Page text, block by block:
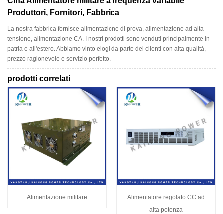
Produttori, Fornitori, Fabbrica
La nostra fabbrica fornisce alimentazione di prova, alimentazione ad alta
tensione, alimentazione CA. I nostri prodotti sono venduti principalmente in
patria e all'estero. Abbiamo vinto elogi da parte dei clienti con alta qualità,
prezzo ragionevole e servizio perfetto.
prodotti correlati
Alimentazione militare
Alimentatore regolato CC ad
alta potenza